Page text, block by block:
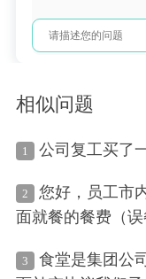
相似问题
1 公司复工买了
2
您好，员工市
面就餐的餐费（
3
食堂是集团公